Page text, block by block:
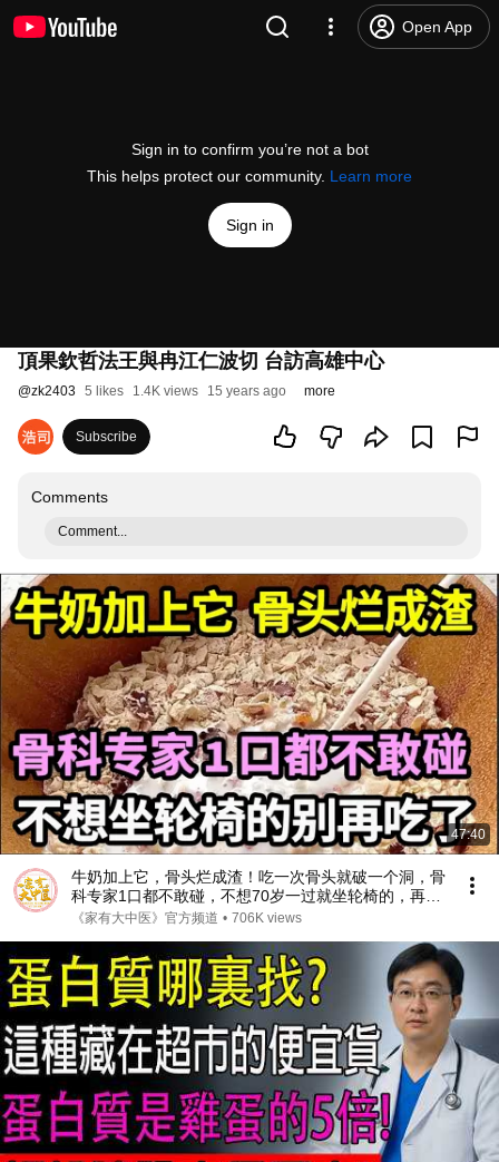
Open App
Sign in to confirm you’re not a bot
This helps protect our community. Learn more
Sign in
頂果欽哲法王與冉江仁波切 台訪高雄中心
@zk2403 5 likes 1.4K views 15 years ago more
Subscribe
Comments
Comment...
47:40
牛奶加上它，骨头烂成渣！吃一次骨头就破一个洞，骨
科专家1口都不敢碰，不想70岁一过就坐轮椅的，再喜
欢都要忌口！【家庭大医生】
《家有大中医》官方频道 • 706K views